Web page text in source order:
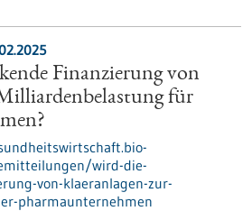
Finanzierung von
für
wird-die-
von-klaeranlagen-zur-
pharmaunternehmen